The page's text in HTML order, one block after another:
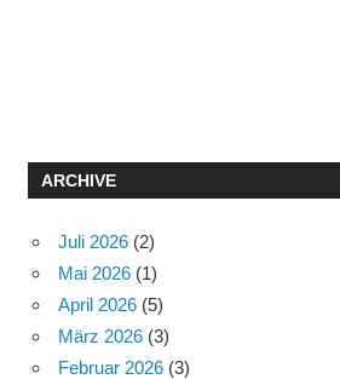
ARCHIVE
Juli 2026 (2)
Mai 2026 (1)
April 2026 (5)
März 2026 (3)
Februar 2026 (3)